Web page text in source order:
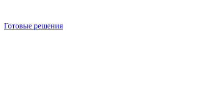
Готовые решения